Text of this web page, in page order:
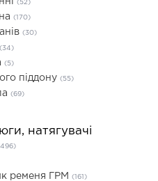
(52)
(170)
(30)
(34)
(5)
піддону (55)
(69)
натягувачі
ременя ГРМ (161)